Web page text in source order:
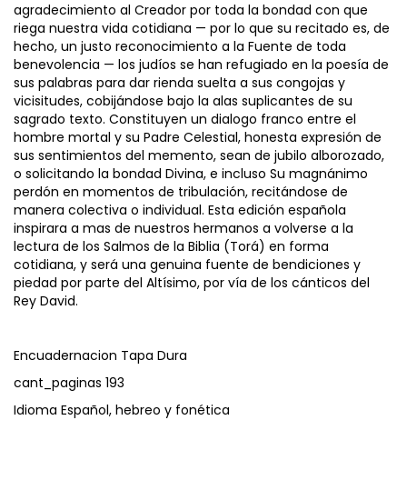
agradecimiento al Creador por toda la bondad con que
riega nuestra vida cotidiana — por lo que su recitado es, de
hecho, un justo reconocimiento a la Fuente de toda
benevolencia — los judíos se han refugiado en la poesía de
sus palabras para dar rienda suelta a sus congojas y
vicisitudes, cobijándose bajo la alas suplicantes de su
sagrado texto. Constituyen un dialogo franco entre el
hombre mortal y su Padre Celestial, honesta expresión de
sus sentimientos del memento, sean de jubilo alborozado,
o solicitando la bondad Divina, e incluso Su magnánimo
perdón en momentos de tribulación, recitándose de
manera colectiva o individual. Esta edición española
inspirara a mas de nuestros hermanos a volverse a la
lectura de los Salmos de la Biblia (Torá) en forma
cotidiana, y será una genuina fuente de bendiciones y
piedad por parte del Altísimo, por vía de los cánticos del
Rey David.
Encuadernacion Tapa Dura
cant_paginas 193
Idioma Español, hebreo y fonética